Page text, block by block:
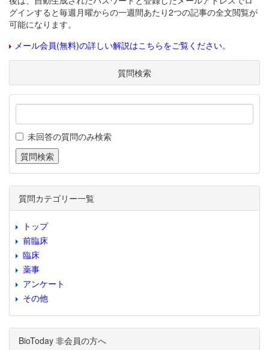
グインすると毎週月曜からの一週間あたり2つの記事の全文閲覧が
可能になります。
メール会員(無料)の詳しい解説はこちらをご覧ください。
質問検索
未回答の質問のみ検索
質問カテゴリー一覧
トップ
前臨床
臨床
薬事
アンケート
その他
BioToday 非会員の方へ